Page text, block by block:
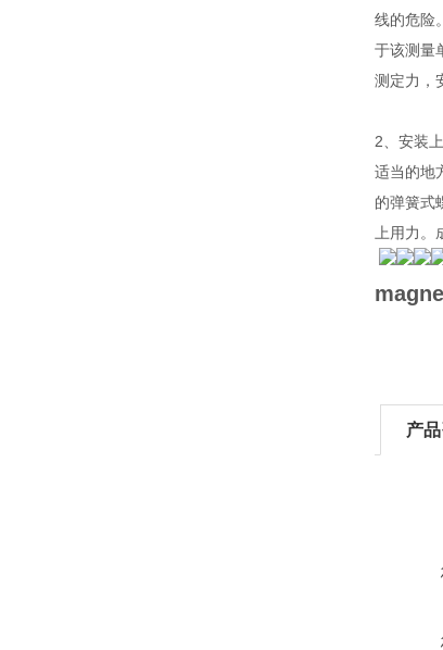
线的危险
于该测量
测定力，
2、安装
适当的地
的弹簧式
上用力。
产